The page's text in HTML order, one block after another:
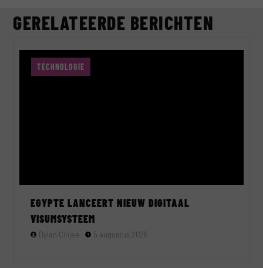
GERELATEERDE BERICHTEN
TECHNOLOGIE
EGYPTE LANCEERT NIEUW DIGITAAL
VISUMSYSTEEM
Dylan Cinjee 5 augustus 2026